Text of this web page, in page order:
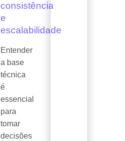
consistência
e
escalabilidade
Entender
a base
técnica
é
essencial
para
tomar
decisões